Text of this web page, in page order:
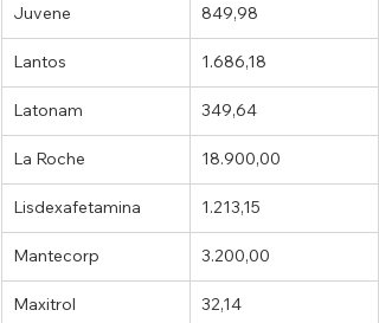
Juvene 849,98
Lantos 1.686,18
Latonam 349,64
La Roche 18.900,00
Lisdexafetamina 1.213,15
Mantecorp 3.200,00
Maxitrol 32,14